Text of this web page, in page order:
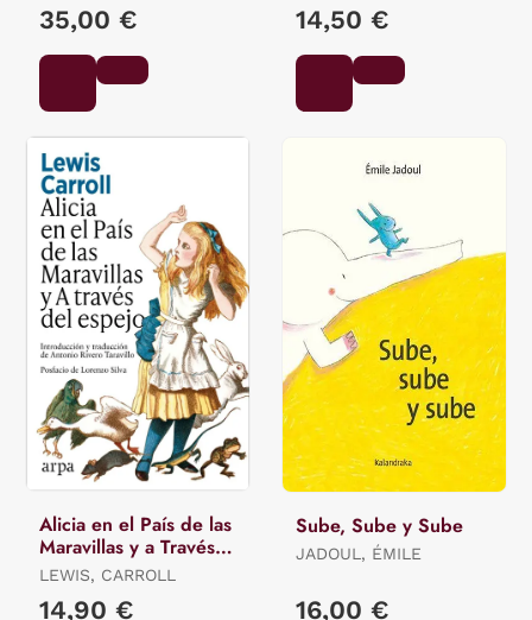
35,00 € 14,50 €
Alicia en el País de las
Maravillas y a Través
del Espejo
LEWIS, CARROLL
14,90 €
Sube, Sube y Sube
JADOUL, ÉMILE
16,00 €